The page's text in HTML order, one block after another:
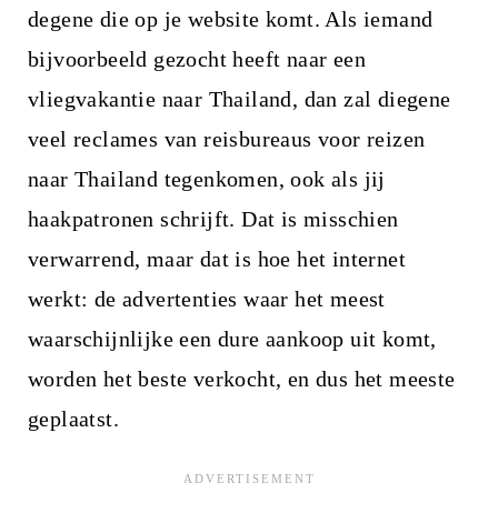
degene die op je website komt. Als iemand
bijvoorbeeld gezocht heeft naar een
vliegvakantie naar Thailand, dan zal diegene
veel reclames van reisbureaus voor reizen
naar Thailand tegenkomen, ook als jij
haakpatronen schrijft. Dat is misschien
verwarrend, maar dat is hoe het internet
werkt: de advertenties waar het meest
waarschijnlijke een dure aankoop uit komt,
worden het beste verkocht, en dus het meeste
geplaatst.